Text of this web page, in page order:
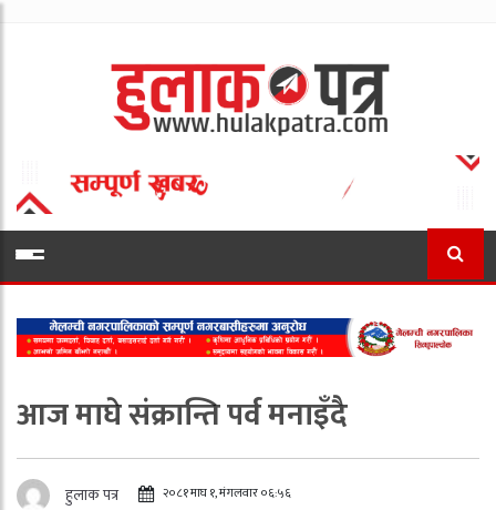
आज माघे संक्रान्ति पर्व मनाइँदै
हुलाक पत्र २०८१ माघ १, मंगलवार ०६:५६